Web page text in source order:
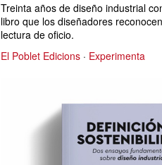
Treinta años de diseño industrial
libro que los diseñadores
lectura de oficio.
El Poblet Edicions · Experimenta